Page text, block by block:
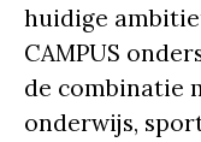
huidige
CAMPUS
de combinatie
onderwijs,